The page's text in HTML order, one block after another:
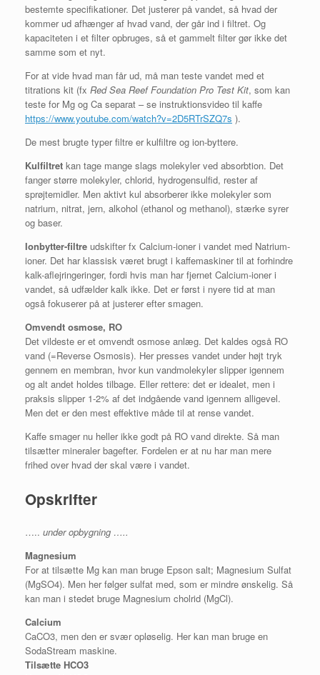
bestemte specifikationer. Det justerer på vandet, så hvad der
kommer ud afhænger af hvad vand, der går ind i filtret. Og
kapaciteten i et filter opbruges, så et gammelt filter gør ikke det
samme som et nyt.
For at vide hvad man får ud, må man teste vandet med et
titrations kit (fx Red Sea Reef Foundation Pro Test Kit, som kan
teste for Mg og Ca separat – se instruktionsvideo til kaffe
https://www.youtube.com/watch?v=2D5RTrSZQ7s ).
De mest brugte typer filtre er kulfiltre og ion-byttere.
Kulfiltret kan tage mange slags molekyler ved absorbtion. Det
fanger større molekyler, chlorid, hydrogensulfid, rester af
sprøjtemidler. Men aktivt kul absorberer ikke molekyler som
natrium, nitrat, jern, alkohol (ethanol og methanol), stærke syrer
og baser.
Ionbytter-filtre udskifter fx Calcium-ioner i vandet med Natrium-
ioner. Det har klassisk været brugt i kaffemaskiner til at forhindre
kalk-aflejringeringer, fordi hvis man har fjernet Calcium-ioner i
vandet, så udfælder kalk ikke. Det er først i nyere tid at man
også fokuserer på at justerer efter smagen.
Omvendt osmose, RO
Det vildeste er et omvendt osmose anlæg. Det kaldes også RO
vand (=Reverse Osmosis). Her presses vandet under højt tryk
gennem en membran, hvor kun vandmolekyler slipper igennem
og alt andet holdes tilbage. Eller rettere: det er idealet, men i
praksis slipper 1-2% af det indgående vand igennem alligevel.
Men det er den mest effektive måde til at rense vandet.
Kaffe smager nu heller ikke godt på RO vand direkte. Så man
tilsætter mineraler bagefter. Fordelen er at nu har man mere
frihed over hvad der skal være i vandet.
Opskrifter
….. under opbygning …..
Magnesium
For at tilsætte Mg kan man bruge Epson salt; Magnesium Sulfat
(MgSO4). Men her følger sulfat med, som er mindre ønskelig. Så
kan man i stedet bruge Magnesium cholrid (MgCl).
Calcium
CaCO3, men den er svær opløselig. Her kan man bruge en
SodaStream maskine.
Tilsætte HCO3